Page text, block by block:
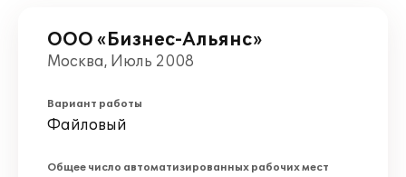
ООО «Бизнес-Альянс»
Москва, Июль 2008
Вариант работы
Файловый
Общее число автоматизированных рабочих мест